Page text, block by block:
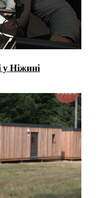
у Ніжині